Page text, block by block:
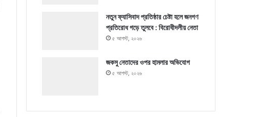
নতুন ফ্যাসিবাদ প্রতিষ্ঠার চেষ্টা হলে জনগণ
প্রতিরোধ গড়ে তুলবে : বিরোধীদলীয় নেতা
৫ আগস্ট, ২০২৬
জকসু নেতাদের ওপর হামলার অভিযোগ
৫ আগস্ট, ২০২৬